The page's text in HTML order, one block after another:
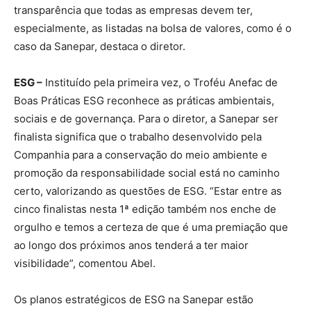
transparência que todas as empresas devem ter,
especialmente, as listadas na bolsa de valores, como é o
caso da Sanepar, destaca o diretor.
ESG – Instituído pela primeira vez, o Troféu Anefac de
Boas Práticas ESG reconhece as práticas ambientais,
sociais e de governança. Para o diretor, a Sanepar ser
finalista significa que o trabalho desenvolvido pela
Companhia para a conservação do meio ambiente e
promoção da responsabilidade social está no caminho
certo, valorizando as questões de ESG. “Estar entre as
cinco finalistas nesta 1ª edição também nos enche de
orgulho e temos a certeza de que é uma premiação que
ao longo dos próximos anos tenderá a ter maior
visibilidade”, comentou Abel.
Os planos estratégicos de ESG na Sanepar estão